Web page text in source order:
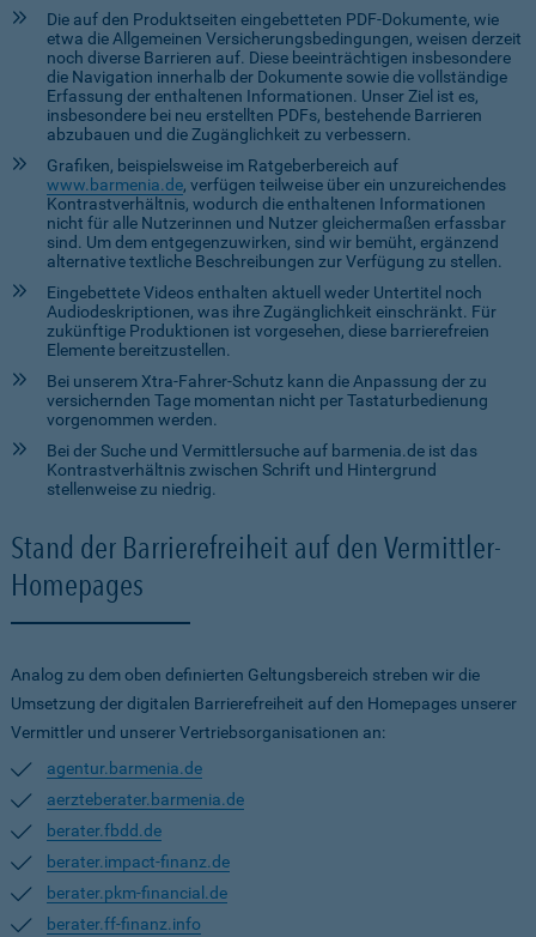
Die auf den Produktseiten eingebetteten PDF-Dokumente, wie
etwa die Allgemeinen Versicherungsbedingungen, weisen derzeit
noch diverse Barrieren auf. Diese beeinträchtigen insbesondere
die Navigation innerhalb der Dokumente sowie die vollständige
Erfassung der enthaltenen Informationen. Unser Ziel ist es,
insbesondere bei neu erstellten PDFs, bestehende Barrieren
abzubauen und die Zugänglichkeit zu verbessern.
Grafiken, beispielsweise im Ratgeberbereich auf
www.barmenia.de, verfügen teilweise über ein unzureichendes
Kontrastverhältnis, wodurch die enthaltenen Informationen
nicht für alle Nutzerinnen und Nutzer gleichermaßen erfassbar
sind. Um dem entgegenzuwirken, sind wir bemüht, ergänzend
alternative textliche Beschreibungen zur Verfügung zu stellen.
Eingebettete Videos enthalten aktuell weder Untertitel noch
Audiodeskriptionen, was ihre Zugänglichkeit einschränkt. Für
zukünftige Produktionen ist vorgesehen, diese barrierefreien
Elemente bereitzustellen.
Bei unserem Xtra-Fahrer-Schutz kann die Anpassung der zu
versichernden Tage momentan nicht per Tastaturbedienung
vorgenommen werden.
Bei der Suche und Vermittlersuche auf barmenia.de ist das
Kontrastverhältnis zwischen Schrift und Hintergrund
stellenweise zu niedrig.
Stand der Barrierefreiheit auf den Vermittler-
Homepages
Analog zu dem oben definierten Geltungsbereich streben wir die
Umsetzung der digitalen Barrierefreiheit auf den Homepages unserer
Vermittler und unserer Vertriebsorganisationen an:
agentur.barmenia.de
aerzteberater.barmenia.de
berater.fbdd.de
berater.impact-finanz.de
berater.pkm-financial.de
berater.ff-finanz.info